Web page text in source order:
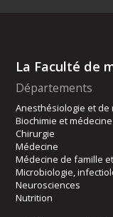
La Faculté de
Départements
Anesthésiologie et
Biochimie et
Chirurgie
Médecine
Médecine de famille
Microbiologie,
Neurosciences
Nutrition